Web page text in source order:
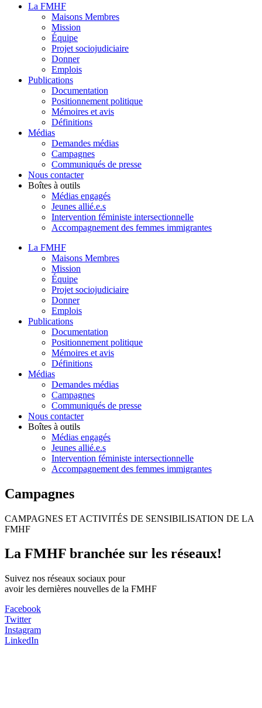
La FMHF
Maisons Membres
Mission
Équipe
Projet sociojudiciaire
Donner
Emplois
Publications
Documentation
Positionnement politique
Mémoires et avis
Définitions
Médias
Demandes médias
Campagnes
Communiqués de presse
Nous contacter
Boîtes à outils
Médias engagés
Jeunes allié.e.s
Intervention féministe intersectionnelle
Accompagnement des femmes immigrantes
La FMHF
Maisons Membres
Mission
Équipe
Projet sociojudiciaire
Donner
Emplois
Publications
Documentation
Positionnement politique
Mémoires et avis
Définitions
Médias
Demandes médias
Campagnes
Communiqués de presse
Nous contacter
Boîtes à outils
Médias engagés
Jeunes allié.e.s
Intervention féministe intersectionnelle
Accompagnement des femmes immigrantes
Campagnes
CAMPAGNES ET ACTIVITÉS DE SENSIBILISATION DE LA
FMHF
La FMHF branchée sur les réseaux!
Suivez nos réseaux sociaux pour
avoir les dernières nouvelles de la FMHF
Facebook
Twitter
Instagram
LinkedIn